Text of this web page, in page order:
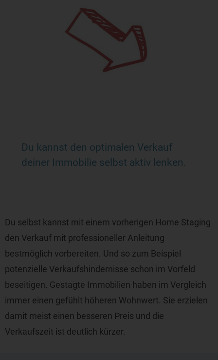
Du kannst den optimalen Verkauf
deiner Immobilie selbst aktiv lenken.
Du selbst kannst mit einem vorherigen Home Staging
den Verkauf mit professioneller Anleitung
bestmöglich vorbereiten. Und so zum Beispiel
potenzielle Verkaufshindernisse schon im Vorfeld
beseitigen. Gestagte Immobilien haben im Vergleich
immer einen gefühlt höheren Wohnwert. Sie erzielen
damit meist einen besseren Preis und die
Verkaufszeit ist deutlich kürzer.